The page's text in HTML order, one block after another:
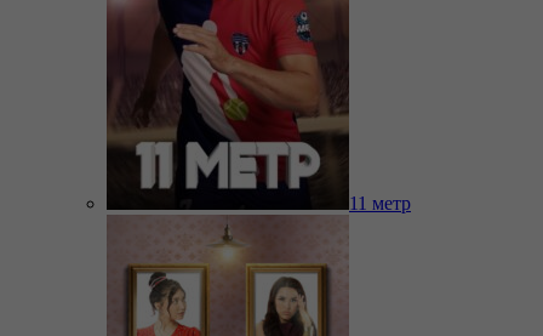
11 метр